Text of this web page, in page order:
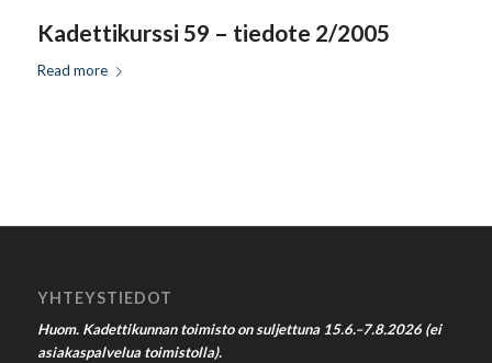
Kadettikurssi 59 – tiedote 2/2005
Read more
YHTEYSTIEDOT
Huom. Kadettikunnan toimisto on suljettuna 15.6.–7.8.2026 (ei
asiakaspalvelua toimistolla).